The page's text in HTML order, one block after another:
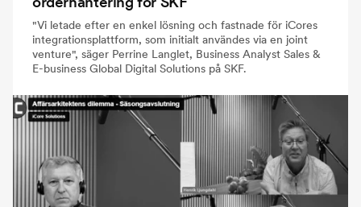
"Vi letade efter en enkel lösning och fastnade för iCores
integrationsplattform, som initialt användes via en joint
venture", säger Perrine Langlet, Business Analyst Sales &
E-business Global Digital Solutions på SKF.